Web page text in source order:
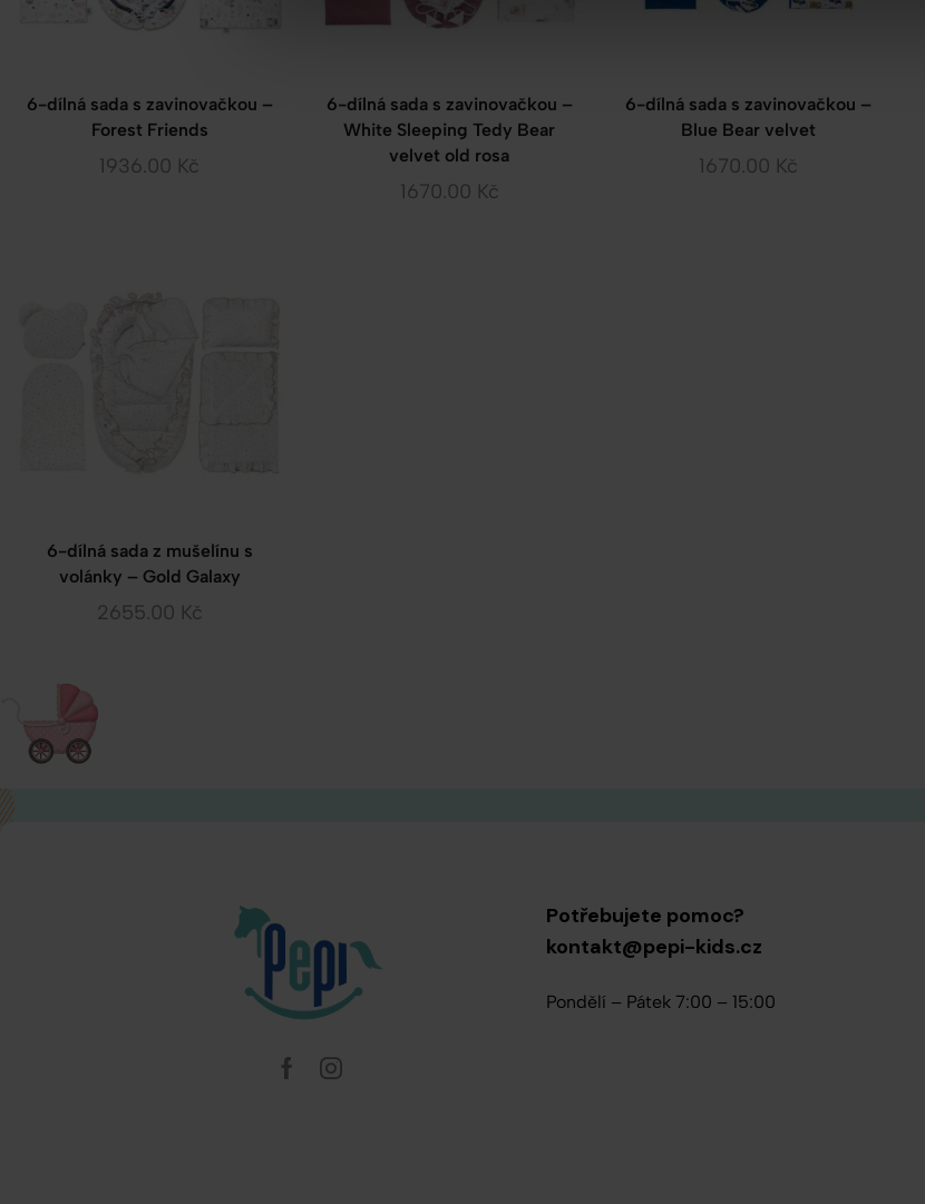
6-dílná sada s zavinovačkou –
Forest Friends
1936.00 Kč
6-dílná sada s zavinovačkou –
White Sleeping Tedy Bear
velvet old rosa
1670.00 Kč
6-dílná sada s zavinovačkou –
Blue Bear velvet
1670.00 Kč
6-dílná sada z mušelínu s
volánky – Gold Galaxy
2655.00 Kč
Potřebujete pomoc?
kontakt@pepi-kids.cz
Pondělí – Pátek 7:00 – 15:00